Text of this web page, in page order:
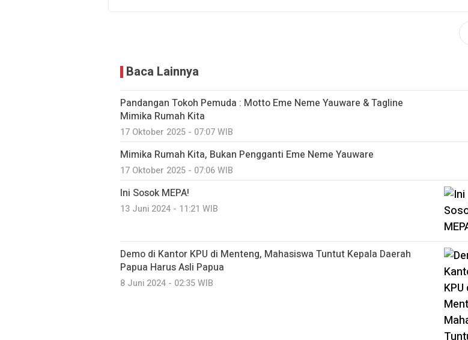
Baca Lainnya
Pandangan Tokoh Pemuda : Motto Eme Neme Yauware & Tagline
Mimika Rumah Kita
17 Oktober 2025 - 07:07 WIB
Mimika Rumah Kita, Bukan Pengganti Eme Neme Yauware
17 Oktober 2025 - 07:06 WIB
Ini Sosok MEPA!
13 Juni 2024 - 11:21 WIB
Demo di Kantor KPU di Menteng, Mahasiswa Tuntut Kepala Daerah
Papua Harus Asli Papua
8 Juni 2024 - 02:35 WIB